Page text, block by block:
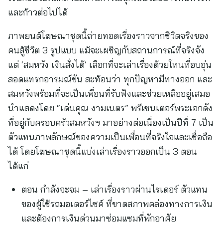
และก้าวต่อไปได้
ภาพยนต์โฆษณาชุดนี้ถ่ายทอดเรื่องราวจากชีวิตจริงของ
คนสู้ชีวิต 3 รูปแบบ แม้จะเผชิญกับสถานการณ์ที่จริงจัง
แต่ ‘สมหวัง เงินสั่งได้’ เลือกที่จะเล่าเรื่องด้วยโทนที่อบอุ่น
สอดแทรกอารมณ์ขัน สะท้อนว่า ทุกปัญหามีทางออก และ
สมหวังพร้อมที่จะเป็นเพื่อนที่รับฟังและช่วยเหลืออยู่เสมอ
นำแสดงโดย “เด่นคุณ งามเนตร” พรีเซนเตอร์พระเอกดัง
ที่อยู่กับครอบครัวสมหวังฯ มาอย่างต่อเนื่องเป็นปีที่ 7 เป็น
ตัวแทนภาพลักษณ์ของความเป็นเพื่อนที่จริงใจและเชื่อถือ
ได้ โดยโฆษณาชุดนี้แบ่งเล่าเรื่องราวออกเป็น 3 ตอน
ได้แก่
ตอน กำลังจะจม – เล่าเรื่องราวผ่านไรเดอร์ ตัวแทน
ของผู้ใช้รถมอเตอร์ไซค์ ที่ขาดสภาพคล่องทางการเงิน
และต้องการเงินด่วนมาซ่อมแซมที่พักอาศัย